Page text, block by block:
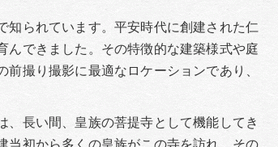
知られています。平安時代に創建された仁
んできました。その特徴的な建築様式や庭
撮り撮影に最適なロケーションであり、
長い間、皇族の菩提寺として機能してき
当初から多くの皇族がこの寺を訪れ、その